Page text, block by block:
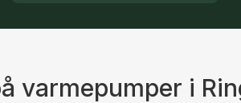
varmepumper i